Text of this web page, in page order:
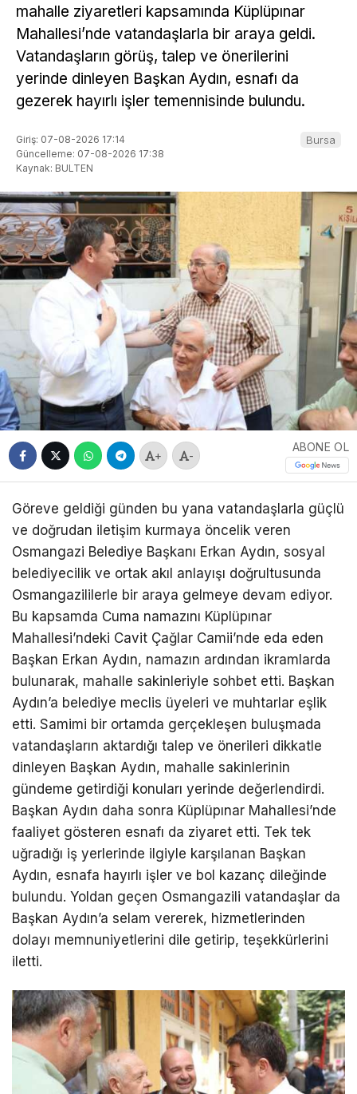
mahalle ziyaretleri kapsamında Küplüpınar
Mahallesi’nde vatandaşlarla bir araya geldi.
Vatandaşların görüş, talep ve önerilerini
yerinde dinleyen Başkan Aydın, esnafı da
gezerek hayırlı işler temennisinde bulundu.
Giriş: 07-08-2026 17:14
Güncelleme: 07-08-2026 17:38
Kaynak: BULTEN
Bursa
+ -
ABONE OL
Göreve geldiği günden bu yana vatandaşlarla güçlü
ve doğrudan iletişim kurmaya öncelik veren
Osmangazi Belediye Başkanı Erkan Aydın, sosyal
belediyecilik ve ortak akıl anlayışı doğrultusunda
Osmangazililerle bir araya gelmeye devam ediyor.
Bu kapsamda Cuma namazını Küplüpınar
Mahallesi’ndeki Cavit Çağlar Camii’nde eda eden
Başkan Erkan Aydın, namazın ardından ikramlarda
bulunarak, mahalle sakinleriyle sohbet etti. Başkan
Aydın’a belediye meclis üyeleri ve muhtarlar eşlik
etti. Samimi bir ortamda gerçekleşen buluşmada
vatandaşların aktardığı talep ve önerileri dikkatle
dinleyen Başkan Aydın, mahalle sakinlerinin
gündeme getirdiği konuları yerinde değerlendirdi.
Başkan Aydın daha sonra Küplüpınar Mahallesi’nde
faaliyet gösteren esnafı da ziyaret etti. Tek tek
uğradığı iş yerlerinde ilgiyle karşılanan Başkan
Aydın, esnafa hayırlı işler ve bol kazanç dileğinde
bulundu. Yoldan geçen Osmangazili vatandaşlar da
Başkan Aydın’a selam vererek, hizmetlerinden
dolayı memnuniyetlerini dile getirip, teşekkürlerini
iletti.